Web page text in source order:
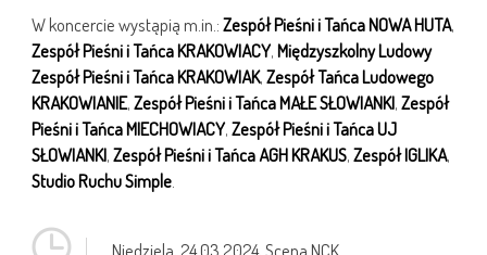
W koncercie wystąpią m.in.:Zespół Pieśni i Tańca NOWA HUTA,
Zespół Pieśni i Tańca KRAKOWIACY,Międzyszkolny Ludowy
Zespół Pieśni i Tańca KRAKOWIAK,Zespół Tańca Ludowego
KRAKOWIANIE,Zespół Pieśni i Tańca MAŁE SŁOWIANKI,Zespół
Pieśni i Tańca MIECHOWIACY,Zespół Pieśni i Tańca UJ
SŁOWIANKI,Zespół Pieśni i Tańca AGH KRAKUS,Zespół IGLIKA,
Studio Ruchu Simple
Niedziela,24.03.2024, Scena NCK